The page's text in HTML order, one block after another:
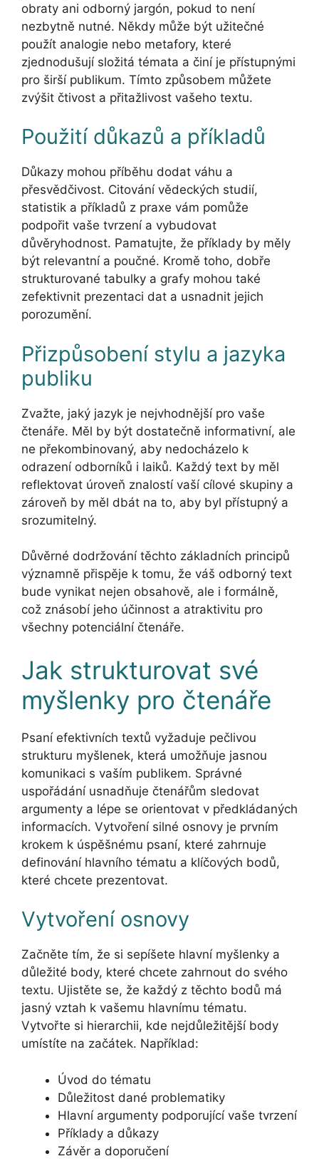
obraty ani odborný jargón, pokud to není
nezbytně nutné. Někdy může být užitečné
použít analogie nebo metafory, které
zjednodušují složitá témata a činí je přístupnými
pro širší publikum. Tímto způsobem můžete
zvýšit čtivost a přitažlivost vašeho textu.
Použití důkazů a příkladů
Důkazy mohou příběhu dodat váhu a
přesvědčivost. Citování vědeckých studií,
statistik a příkladů z praxe vám pomůže
podpořit vaše tvrzení a vybudovat
důvěryhodnost. Pamatujte, že příklady by měly
být relevantní a poučné. Kromě toho, dobře
strukturované tabulky a grafy mohou také
zefektivnit prezentaci dat a usnadnit jejich
porozumění.
Přizpůsobení stylu a jazyka
publiku
Zvažte, jaký jazyk je nejvhodnější pro vaše
čtenáře. Měl by být dostatečně informativní, ale
ne překombinovaný, aby nedocházelo k
odrazení odborníků i laiků. Každý text by měl
reflektovat úroveň znalostí vaší cílové skupiny a
zároveň by měl dbát na to, aby byl přístupný a
srozumitelný.
Důvěrné dodržování těchto základních principů
významně přispěje k tomu, že váš odborný text
bude vynikat nejen obsahově, ale i formálně,
což znásobí jeho účinnost a atraktivitu pro
všechny potenciální čtenáře.
Jak strukturovat své
myšlenky pro čtenáře
Psaní efektivních textů vyžaduje pečlivou
strukturu myšlenek, která umožňuje jasnou
komunikaci s vaším publikem. Správné
uspořádání usnadňuje čtenářům sledovat
argumenty a lépe se orientovat v předkládaných
informacích. Vytvoření silné osnovy je prvním
krokem k úspěšnému psaní, které zahrnuje
definování hlavního tématu a klíčových bodů,
které chcete prezentovat.
Vytvoření osnovy
Začněte tím, že si sepíšete hlavní myšlenky a
důležité body, které chcete zahrnout do svého
textu. Ujistěte se, že každý z těchto bodů má
jasný vztah k vašemu hlavnímu tématu.
Vytvořte si hierarchii, kde nejdůležitější body
umístíte na začátek. Například:
Úvod do tématu
Důležitost dané problematiky
Hlavní argumenty podporující vaše tvrzení
Příklady a důkazy
Závěr a doporučení